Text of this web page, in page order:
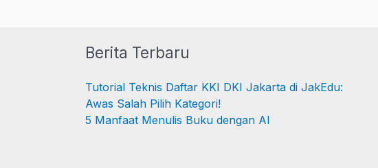
Berita Terbaru
Tutorial Teknis Daftar KKI DKI Jakarta di JakEdu:
Awas Salah Pilih Kategori!
5 Manfaat Menulis Buku dengan AI